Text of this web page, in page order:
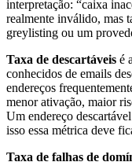
interpretação: “caixa
realmente inválido, mas
greylisting ou um
Taxa de descartáveis é
conhecidos de emails
endereços
menor ativação, maior
Um endereço
isso essa métrica deve
Taxa de falhas de